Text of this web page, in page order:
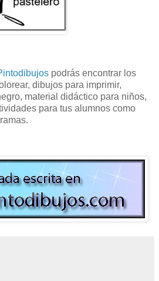
podrás encontrar los
dibujos para imprimir,
material didáctico para niños,
para tus alumnos como